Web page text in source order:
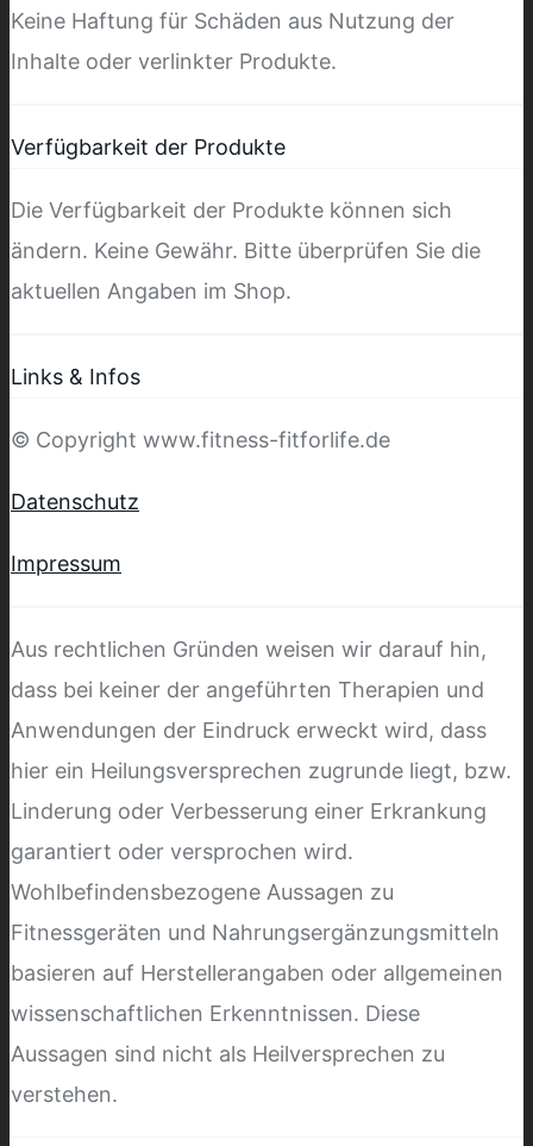
Keine Haftung für Schäden aus Nutzung der
Inhalte oder verlinkter Produkte.
Verfügbarkeit der Produkte
Die Verfügbarkeit der Produkte können sich
ändern. Keine Gewähr. Bitte überprüfen Sie die
aktuellen Angaben im Shop.
Links & Infos
© Copyright www.fitness-fitforlife.de
Datenschutz
Impressum
Aus rechtlichen Gründen weisen wir darauf hin,
dass bei keiner der angeführten Therapien und
Anwendungen der Eindruck erweckt wird, dass
hier ein Heilungsversprechen zugrunde liegt, bzw.
Linderung oder Verbesserung einer Erkrankung
garantiert oder versprochen wird.
Wohlbefindensbezogene Aussagen zu
Fitnessgeräten und Nahrungsergänzungsmitteln
basieren auf Herstellerangaben oder allgemeinen
wissenschaftlichen Erkenntnissen. Diese
Aussagen sind nicht als Heilversprechen zu
verstehen.